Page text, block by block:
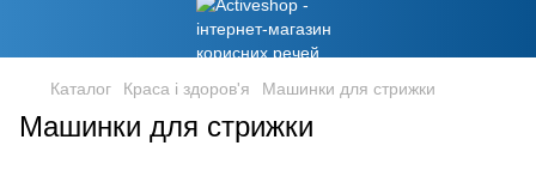
Каталог Краса і здоров'я Машинки для стрижки
Машинки для стрижки